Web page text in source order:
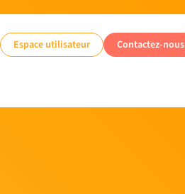
Espace utilisateur Contactez-nous